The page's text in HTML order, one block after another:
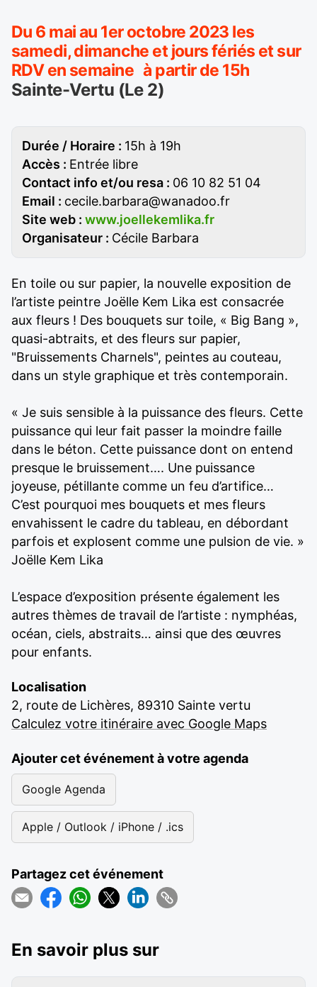
Du 6 mai au 1er octobre 2023 les
samedi, dimanche et jours fériés et sur
RDV en semaine à partir de 15h
Sainte-Vertu (Le 2)
Durée / Horaire : 15h à 19h
Accès : Entrée libre
Contact info et/ou resa : 06 10 82 51 04
Email : cecile.barbara@wanadoo.fr
Site web : www.joellekemlika.fr
Organisateur : Cécile Barbara
En toile ou sur papier, la nouvelle exposition de
l’artiste peintre Joëlle Kem Lika est consacrée
aux fleurs ! Des bouquets sur toile, « Big Bang »,
quasi-abtraits, et des fleurs sur papier,
"Bruissements Charnels", peintes au couteau,
dans un style graphique et très contemporain.
« Je suis sensible à la puissance des fleurs. Cette
puissance qui leur fait passer la moindre faille
dans le béton. Cette puissance dont on entend
presque le bruissement…. Une puissance
joyeuse, pétillante comme un feu d’artifice…
C’est pourquoi mes bouquets et mes fleurs
envahissent le cadre du tableau, en débordant
parfois et explosent comme une pulsion de vie. »
Joëlle Kem Lika
L’espace d’exposition présente également les
autres thèmes de travail de l’artiste : nymphéas,
océan, ciels, abstraits… ainsi que des œuvres
pour enfants.
Localisation
2, route de Lichères, 89310 Sainte vertu
Calculez votre itinéraire avec Google Maps
Ajouter cet événement à votre agenda
Google Agenda
Apple / Outlook / iPhone / .ics
Partagez cet événement
En savoir plus sur